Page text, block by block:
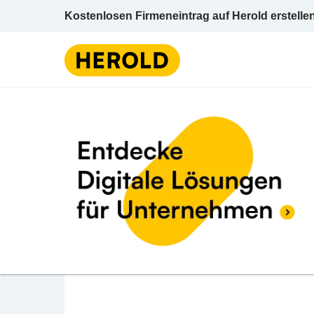
Kostenlosen Firmeneintrag auf Herold
BEWERTUNG ABGEBEN
PKE Electronics GmbH
Ginzkeyplatz 10 5020 Salzburg Salzburg
Sicherheitstechnik